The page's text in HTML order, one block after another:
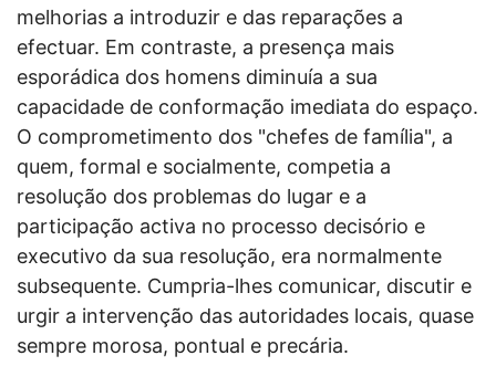
melhorias a introduzir e das reparações a
efectuar. Em contraste, a presença mais
esporádica dos homens diminuía a sua
capacidade de conformação imediata do espaço.
O comprometimento dos "chefes de família", a
quem, formal e socialmente, competia a
resolução dos problemas do lugar e a
participação activa no processo decisório e
executivo da sua resolução, era normalmente
subsequente. Cumpria-lhes comunicar, discutir e
urgir a intervenção das autoridades locais, quase
sempre morosa, pontual e precária.